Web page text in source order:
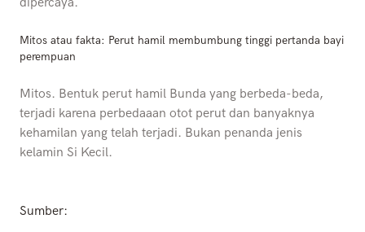
Mitos atau fakta: Perut hamil membumbung tinggi pertanda bayi
perempuan
Mitos. Bentuk perut hamil Bunda yang berbeda-beda,
terjadi karena perbedaaan otot perut dan banyaknya
kehamilan yang telah terjadi. Bukan penanda jenis
kelamin Si Kecil.
Sumber: